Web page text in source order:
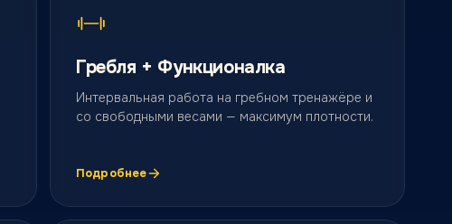
Гребля + Функционалка
Интервальная работа на гребном тренажёре и
со свободными весами — максимум плотности.
Подробнее